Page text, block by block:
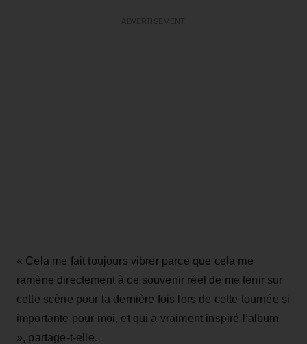
« Cela me fait toujours vibrer parce que cela me
ramène directement à ce souvenir réel de me tenir sur
cette scène pour la dernière fois lors de cette tournée si
importante pour moi, et qui a vraiment inspiré l’album
», partage-t-elle.